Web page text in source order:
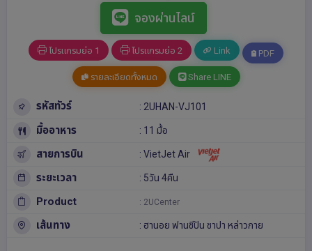
จองผ่านไลน์
โปรแกรมย่อ 1 โปรแกรมย่อ 2 Link PDF
รายละเอียดทั้งหมด Share LINE
รหัสทัวร์ : 2UHAN-VJ101
มื้ออาหาร : 11 มื้อ
สายการบิน : VietJet Air
ระยะเวลา : 5วัน 4คืน
Product : 2UCenter
เส้นทาง : ฮานอย ฟานซีปัน ซาปา หล่าวกาย